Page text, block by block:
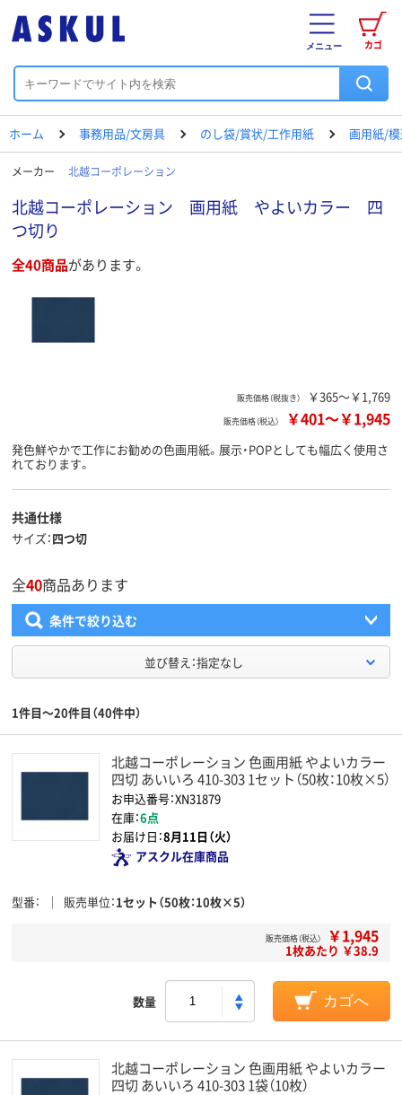
カゴ
メニュー
ホーム 事務用品/文房具 のし袋/賞状/工作用紙 画用紙/
メーカー 北越コーポレーション
北越コーポレーション 画用紙 やよいカラー 四
つ切り
全40商品があります。
販売価格（税抜き） ￥365～￥1,769
販売価格（税込） ￥401～￥1,945
発色鮮やかで工作にお勧めの色画用紙。展示・POPとしても幅広く使用さ
れております。
共通仕様
サイズ 四つ切
全40商品あります
条件で絞り込む
並び替え：指定なし
1件目～20件目（40件中）
北越コーポレーション 色画用紙 やよいカラー
四切 あいいろ 410-303 1セット（50枚：10枚×5）
お申込番号：XN31879
在庫：6点
お届け日：8月11日（火）
アスクル在庫商品
型番 販売単位 1セット（50枚：10枚×5）
販売価格（税込） ￥1,945
1枚あたり ￥38.9
数量 カゴへ
北越コーポレーション 色画用紙 やよいカラー
四切 あいいろ 410-303 1袋（10枚）